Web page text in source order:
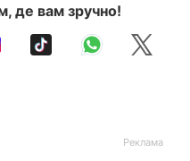
де вам зручно!